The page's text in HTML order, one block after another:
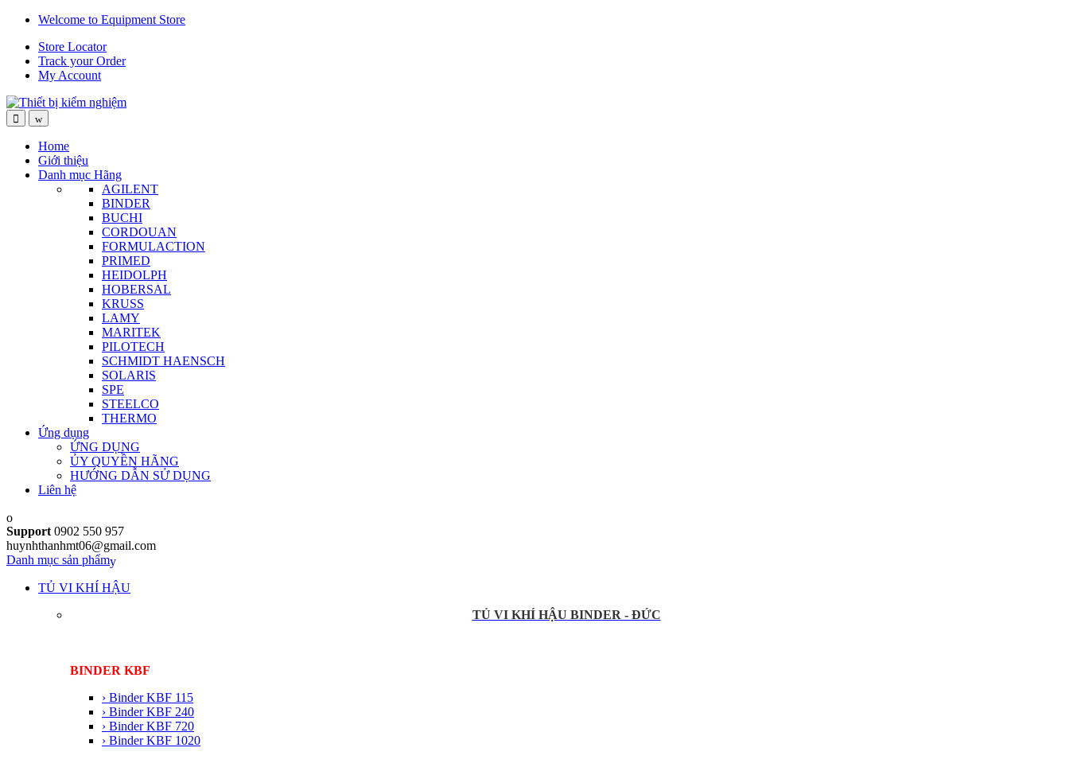
Skip
navigation
Skip
content
Welcome to Equipment Store
Store Locator
Track your Order
My Account
Home
Giới thiệu
Danh mục Hãng
AGILENT
BINDER
BUCHI
CORDOUAN
FORMULACTION
PRIMED
HEIDOLPH
HOBERSAL
KRUSS
LAMY
MARITEK
PILOTECH
SCHMIDT HAENSCH
SOLARIS
SPE
STEELCO
THERMO
Ứng dụng
ỨNG DỤNG
ỦY QUYỀN HÃNG
HƯỚNG DẪN SỬ DỤNG
Liên hệ
Support 0902 550 957
huynhthanhmt06@gmail.com
Danh mục sản phẩm
TỦ VI KHÍ HẬU
TỦ VI KHÍ HẬU BINDER - ĐỨC
BINDER KBF
› Binder KBF 115
› Binder KBF 240
› Binder KBF 720
› Binder KBF 1020